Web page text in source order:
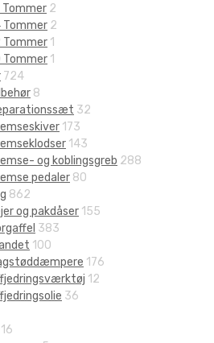
Tommer 2
Tommer 2
Tommer 1
Tommer 1
724
8
32
173
143
og koblingsgreb 288
pedaler 80
862
og pakdåser 155
383
100
176
12
36
16